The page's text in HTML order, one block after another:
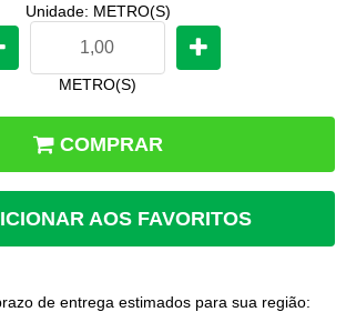
Unidade: METRO(S)
METRO(S)
COMPRAR
AOS FAVORITOS
de entrega estimados para sua região: